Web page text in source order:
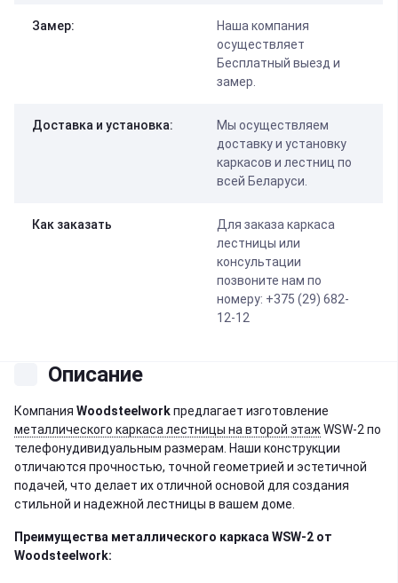
Замер:
Наша компания
осуществляет
Бесплатный выезд и
замер.
Доставка и установка:
Мы осуществляем
доставку и установку
каркасов и лестниц по
всей Беларуси.
Как заказать
Для заказа каркаса
лестницы или
консультации
позвоните нам по
номеру: +375 (29) 682-
12-12
Описание
Компания Woodsteelworkпредлагает изготовление
металлического каркаса лестницы на второй этаж WSW-2 по
телефонудивидуальным размерам. Наши конструкции
отличаются прочностью, точной геометрией и эстетичной
подачей, что делает их отличной основой для создания
стильной и надежной лестницы в вашем доме.
Преимущества металлического каркаса WSW-2 от
Woodsteelwork: